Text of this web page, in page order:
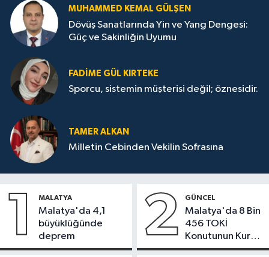
MUHAMMED KEMAL GÜLŞEN
Dövüş Sanatlarında Yin ve Yang Dengesi:
Güç ve Sakinliğin Uyumu
FADIME GÜL KIRTEKE
Sporcu, sistemin müşterisi değil; öznesidir.
TAMER ALKAN
Milletin Cebinden Vekilin Sofrasına
1 MALATYA
Malatya'da 4,1
büyüklüğünde
deprem
2 GÜNCEL
Malatya'da 8 Bin
456 TOKİ
Konutunun Kurası
Bugün Çekiliyor